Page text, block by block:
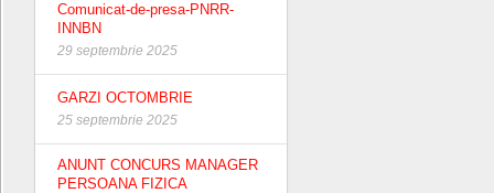
Comunicat-de-presa-PNRR-
INNBN
29 septembrie 2025
GARZI OCTOMBRIE
25 septembrie 2025
ANUNT CONCURS MANAGER
PERSOANA FIZICA